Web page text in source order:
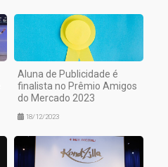
Aluna de Publicidade é
finalista no Prêmio Amigos
do Mercado 2023
18/12/2023